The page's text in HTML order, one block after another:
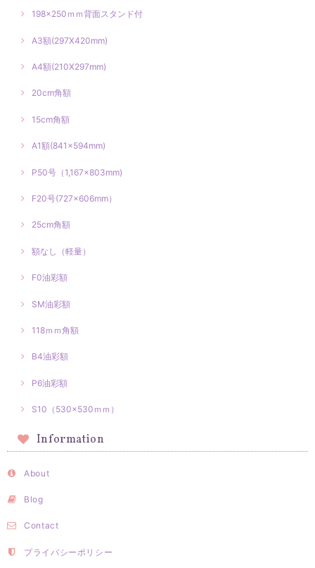
198×250ｍｍ背面スタンド付
A3額(297X420mm)
A4額(210X297mm)
20cm角額
15cm角額
A1額(841×594mm)
P50号（1,167×803mm)
F20号(727×606mm）
25cm角額
額なし（軽量）
F0油彩額
SM油彩額
118ｍｍ角額
B4油彩額
P6油彩額
S10（530×530ｍｍ）
Information
About
Blog
Contact
プライバシーポリシー